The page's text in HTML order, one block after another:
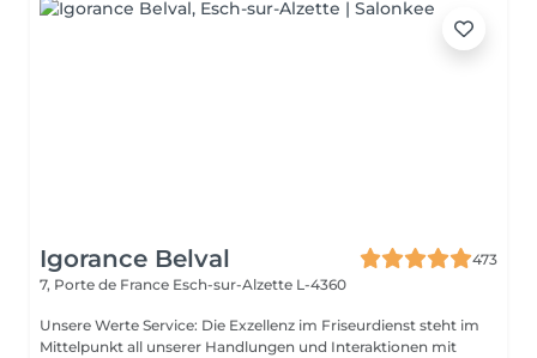
Igorance Belval
473
7, Porte de France Esch-sur-Alzette L-4360
Unsere Werte Service: Die Exzellenz im Friseurdienst steht im
Mittelpunkt all unserer Handlungen und Interaktionen mit